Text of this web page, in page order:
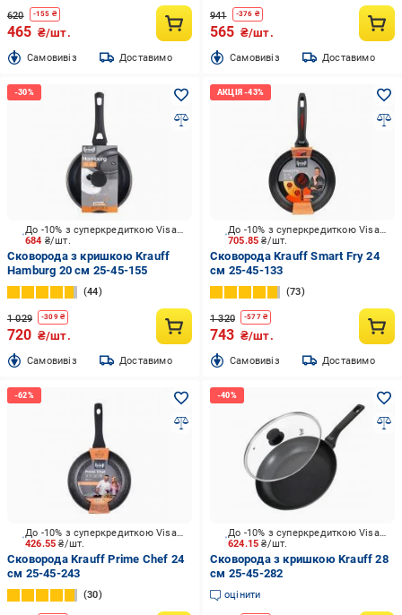
620 -155 ₴
465 ₴/шт.
Cамовивіз Доставимо
941 -376 ₴
565 ₴/шт.
Cамовивіз Доставимо
684 ₴/шт.
До -10% з суперкредиткою Visa Вигода
Сковорода з кришкою Krauff
Hamburg 20 см 25-45-155
44
1 029 -309₴
720 ₴/шт.
Cамовивіз Доставимо
705.85₴/шт.
До -10% з суперкредиткою Visa Вигода
Сковорода Krauff Smart Fry 24
см 25-45-133
73
1 320 -577₴
743 ₴/шт.
Cамовивіз Доставимо
426.55₴/шт.
До -10% з суперкредиткою Visa Вигода
Сковорода Krauff Prime Chef 24
см 25-45-243
30
624.15₴/шт.
До -10% з суперкредиткою Visa Вигода
Сковорода з кришкою Krauff 28
см 25-45-282
оцінити